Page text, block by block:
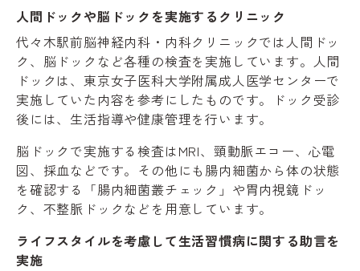
人間ドックや脳ドックを実施するクリニック
代々木駅前脳神経内科・内科クリニックでは人間ドッ
ク、脳ドックなど各種の検査を実施しています。人間
ドックは、東京女子医科大学附属成人医学センターで
実施していた内容を参考にしたものです。ドック受診
後には、生活指導や健康管理を行います。
脳ドックで実施する検査はMRI、頸動脈エコー、心電
図、採血などです。その他にも腸内細菌から体の状態
を確認する「腸内細菌叢チェック」や胃内視鏡ドッ
ク、不整脈ドックなどを用意しています。
ライフスタイルを考慮して生活習慣病に関する助言を
実施